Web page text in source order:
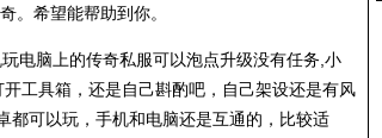
。希望能帮助到你。
电脑上的传奇私服可以泡点升级没有任务,小
工具箱，还是自己斟酌吧，自己架设还是有风
都可以玩，手机和电脑还是互通的，比较适